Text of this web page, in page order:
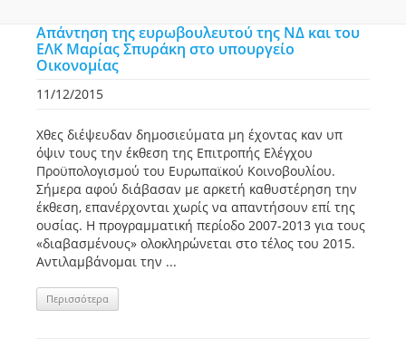
Απάντηση της ευρωβουλευτού της ΝΔ και του
ΕΛΚ Μαρίας Σπυράκη στο υπουργείο
Οικονομίας
11/12/2015
Χθες διέψευδαν δημοσιεύματα μη έχοντας καν υπ
όψιν τους την έκθεση της Επιτροπής Ελέγχου
Προϋπολογισμού του Ευρωπαϊκού Κοινοβουλίου.
Σήμερα αφού διάβασαν με αρκετή καθυστέρηση την
έκθεση, επανέρχονται χωρίς να απαντήσουν επί της
ουσίας. Η προγραμματική περίοδο 2007-2013 για τους
«διαβασμένους» ολοκληρώνεται στο τέλος του 2015.
Αντιλαμβάνομαι την ...
Περισσότερα